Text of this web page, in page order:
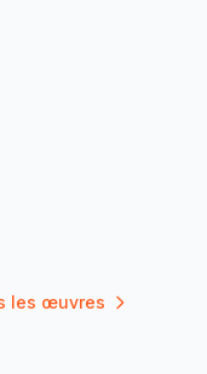
les œuvres